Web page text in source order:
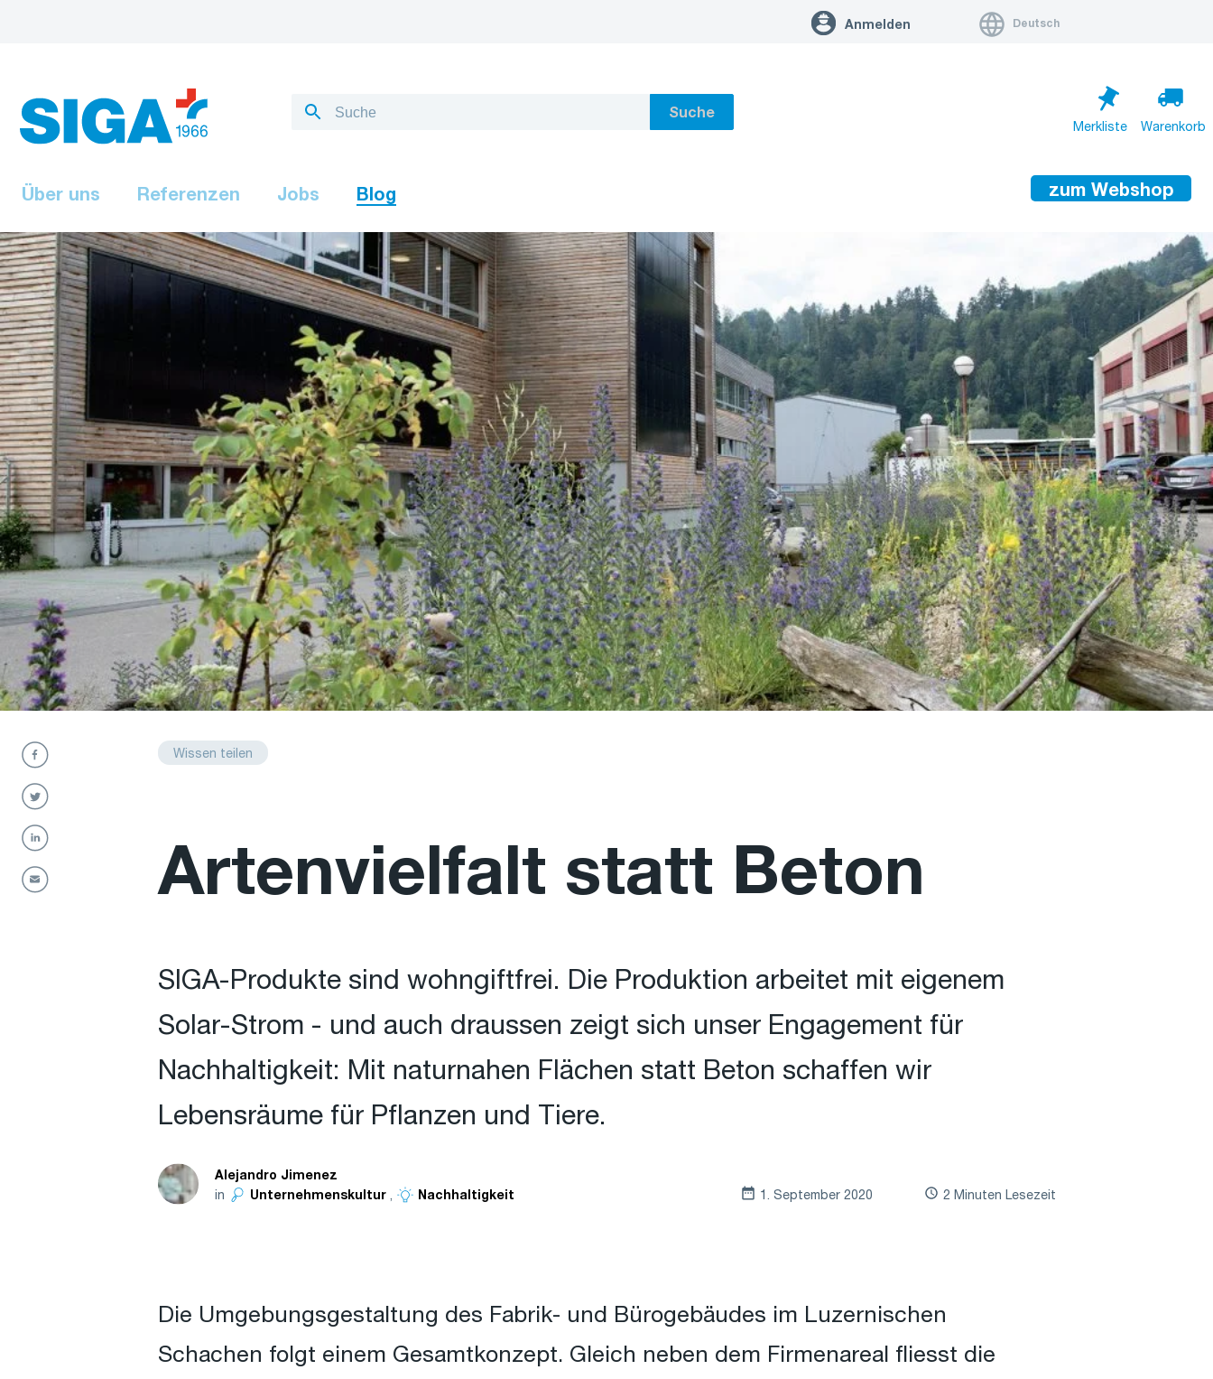
Anmelden Deutsch
Suche
Merkliste Warenkorb
Zum Warenkorb
Über uns Referenzen Jobs Blog zum Webshop
Wissen teilen
Artenvielfalt statt Beton
SIGA-Produkte sind wohngiftfrei. Die Produktion arbeitet mit eigenem
Solar-Strom - und auch draussen zeigt sich unser Engagement für
Nachhaltigkeit: Mit naturnahen Flächen statt Beton schaffen wir
Lebensräume für Pflanzen und Tiere.
Alejandro Jimenez
in Unternehmenskultur , Nachhaltigkeit 1. September 2020 2 Minuten Lesezeit
Die Umgebungsgestaltung des Fabrik- und Bürogebäudes im Luzernischen
Schachen folgt einem Gesamtkonzept. Gleich neben dem Firmenareal fliesst die